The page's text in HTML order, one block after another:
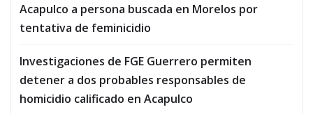
Acapulco a persona buscada en Morelos por
tentativa de feminicidio
Investigaciones de FGE Guerrero permiten
detener a dos probables responsables de
homicidio calificado en Acapulco